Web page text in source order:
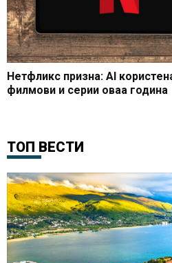
Нетфликс призна: AI
филмови и серии оваа година
ТОП ВЕСТИ